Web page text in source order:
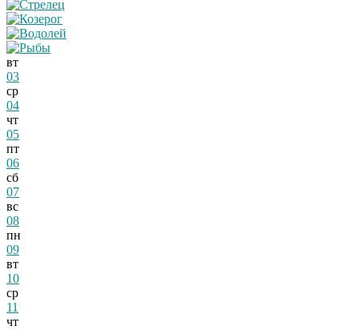
вт
03
ср
04
чт
05
пт
06
сб
07
вс
08
пн
09
вт
10
ср
11
чт